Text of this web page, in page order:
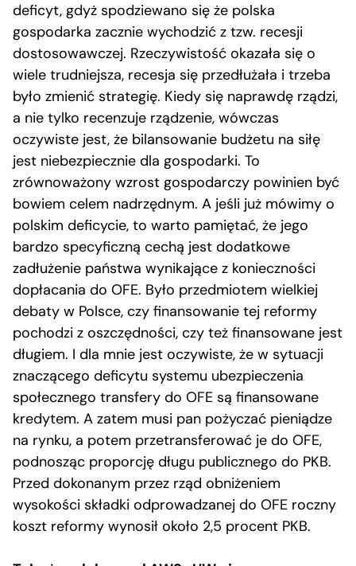
deficyt, gdyż spodziewano się że polska
gospodarka zacznie wychodzić z tzw. recesji
dostosowawczej. Rzeczywistość okazała się o
wiele trudniejsza, recesja się przedłużała i trzeba
było zmienić strategię. Kiedy się naprawdę rządzi,
a nie tylko recenzuje rządzenie, wówczas
oczywiste jest, że bilansowanie budżetu na siłę
jest niebezpiecznie dla gospodarki. To
zrównoważony wzrost gospodarczy powinien być
bowiem celem nadrzędnym. A jeśli już mówimy o
polskim deficycie, to warto pamiętać, że jego
bardzo specyficzną cechą jest dodatkowe
zadłużenie państwa wynikające z konieczności
dopłacania do OFE. Było przedmiotem wielkiej
debaty w Polsce, czy finansowanie tej reformy
pochodzi z oszczędności, czy też finansowane jest
długiem. I dla mnie jest oczywiste, że w sytuacji
znaczącego deficytu systemu ubezpieczenia
społecznego transfery do OFE są finansowane
kredytem. A zatem musi pan pożyczać pieniądze
na rynku, a potem przetransferować je do OFE,
podnosząc proporcję długu publicznego do PKB.
Przed dokonanym przez rząd obniżeniem
wysokości składki odprowadzanej do OFE roczny
koszt reformy wynosił około 2,5 procent PKB.